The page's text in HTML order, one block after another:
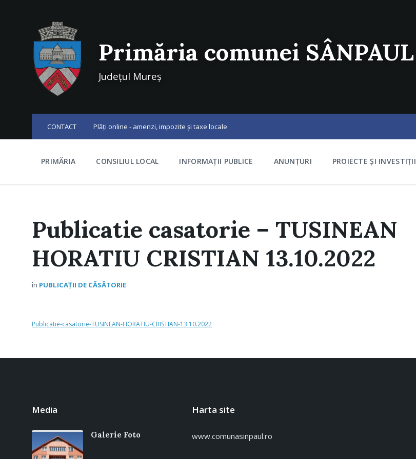
Primăria comunei SÂNPAUL
Județul Mureș
CONTACT Plăți online - amenzi, impozite şi taxe locale
PRIMĂRIA CONSILIUL LOCAL INFORMAȚII PUBLICE ANUNȚURI PROIECTE ȘI INVESTIȚII
Publicatie casatorie – TUSINEAN
HORATIU CRISTIAN 13.10.2022
în PUBLICAȚII DE CĂSĂTORIE
Publicatie-casatorie-TUSINEAN-HORATIU-CRISTIAN-13.10.2022
Media
Galerie Foto
Harta site
www.comunasinpaul.ro